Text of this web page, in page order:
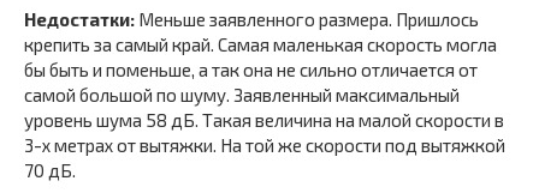
Недостатки: Меньше заявленного размера. Пришлось
крепить за самый край. Самая маленькая скорость могла
бы быть и поменьше, а так она не сильно отличается от
самой большой по шуму. Заявленный максимальный
уровень шума 58 дБ. Такая величина на малой скорости в
3-х метрах от вытяжки. На той же скорости под вытяжкой
70 дБ.